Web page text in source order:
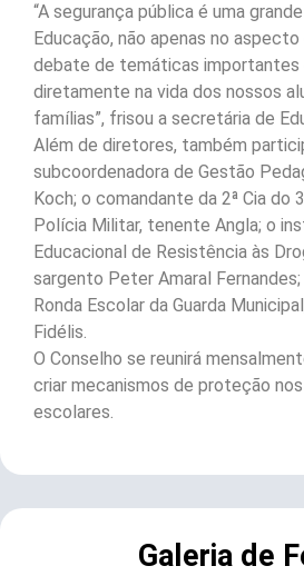
“A segurança pública é uma
Educação, não apenas no
debate de temáticas importantes
diretamente na vida dos nossos
famílias”, frisou a secretária de
Além de diretores, também
subcoordenadora de Gestão
Koch; o comandante da 2ª Cia do
Polícia Militar, tenente Angla; o
Educacional de Resistência às
sargento Peter Amaral
Ronda Escolar da Guarda
Fidélis.
O Conselho se reunirá
criar mecanismos de proteção
escolares.
Galeria de